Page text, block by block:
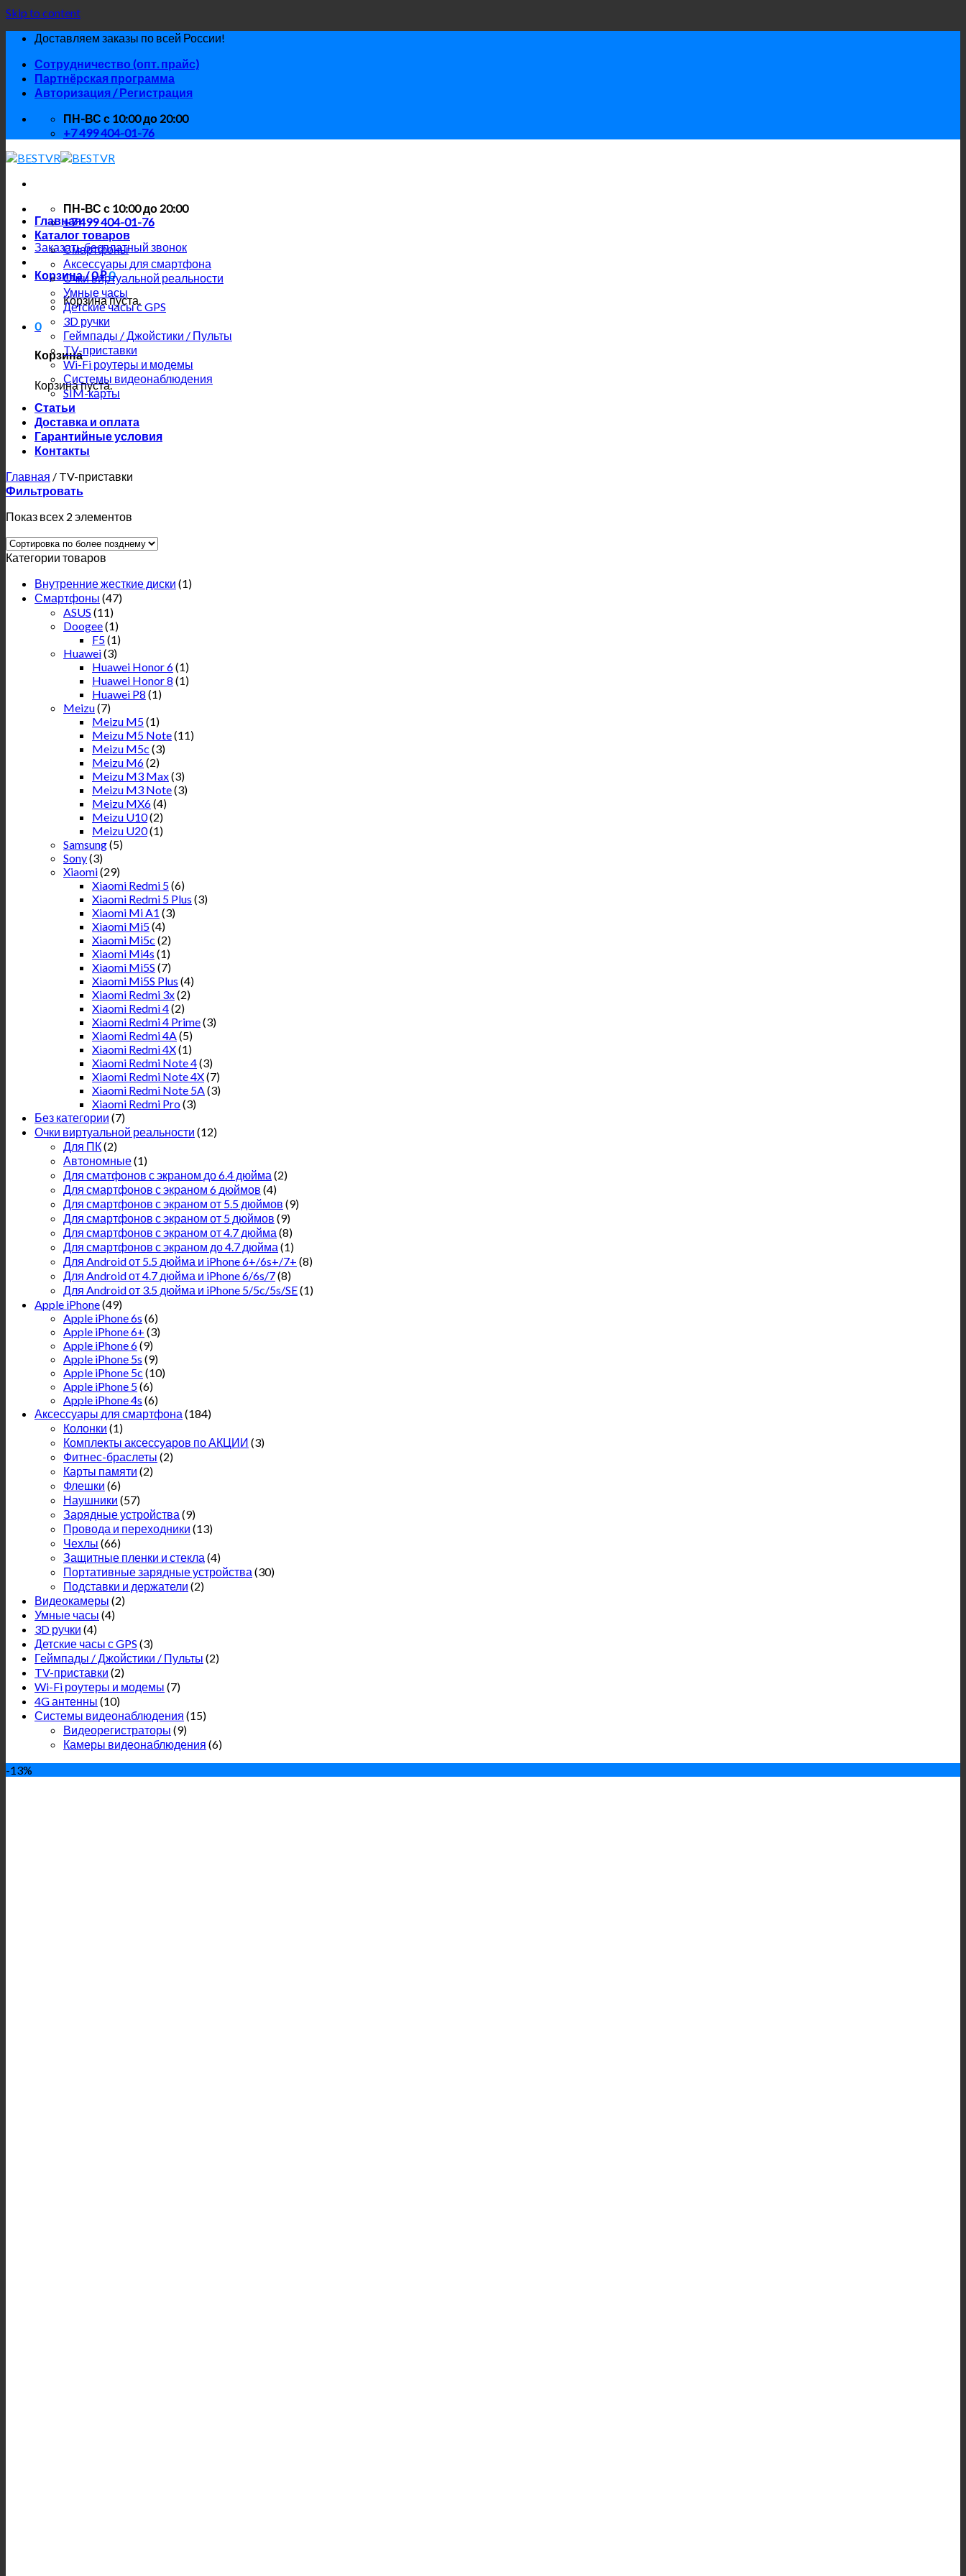
Skip to content
Доставляем заказы по всей России!
Сотрудничество (опт. прайс)
Партнёрская программа
Авторизация / Регистрация
ПН-ВС с 10:00 до 20:00
+7 499 404-01-76
ПН-ВС с 10:00 до 20:00
+7 499 404-01-76
Заказать бесплатный звонок
Корзина /0₽0
Корзина пуста.
0
Корзина
Корзина пуста.
Главная
Каталог товаров
Смартфоны
Аксессуары для смартфона
Очки виртуальной реальности
Умные часы
Детские часы с GPS
3D ручки
Геймпады / Джойстики / Пульты
TV-приставки
Wi-Fi роутеры и модемы
Системы видеонаблюдения
SIM-карты
Статьи
Доставка и оплата
Гарантийные условия
Контакты
Главная / TV-приставки
Фильтровать
Показ всех 2 элементов
Категории товаров
Внутренние жесткие диски (1)
Смартфоны (47)
ASUS (11)
Doogee(1)
F5(1)
Huawei(3)
Huawei Honor 6(1)
Huawei Honor 8 (1)
Huawei P8 (1)
Meizu(7)
Meizu M5(1)
Meizu M5 Note(11)
Meizu M5c (3)
Meizu M6(2)
Meizu M3 Max(3)
Meizu M3 Note(3)
Meizu MX6(4)
Meizu U10(2)
Meizu U20(1)
Samsung(5)
Sony(3)
Xiaomi(29)
Xiaomi Redmi 5(6)
Xiaomi Redmi 5 Plus (3)
Xiaomi Mi A1 (3)
Xiaomi Mi5(4)
Xiaomi Mi5c (2)
Xiaomi Mi4s (1)
Xiaomi Mi5S (7)
Xiaomi Mi5S Plus (4)
Xiaomi Redmi 3x(2)
Xiaomi Redmi 4(2)
Xiaomi Redmi 4 Prime(3)
Xiaomi Redmi 4A(5)
Xiaomi Redmi 4X(1)
Xiaomi Redmi Note 4(3)
Xiaomi Redmi Note 4X(7)
Xiaomi Redmi Note 5A(3)
Xiaomi Redmi Pro(3)
Без категории (7)
Очки виртуальной реальности (12)
Для ПК(2)
Автономные(1)
Для сматфонов с экраном до 6.4 дюйма (2)
Для смартфонов с экраном 6 дюймов (4)
Для смартфонов с экраном от 5.5 дюймов (9)
Для смартфонов с экраном от 5 дюймов (9)
Для смартфонов с экраном от 4.7 дюйма (8)
Для смартфонов с экраном до 4.7 дюйма (1)
Для Android от 5.5 дюйма и iPhone 6+/6s+/7+ (8)
Для Android от 4.7 дюйма и iPhone 6/6s/7(8)
Для Android от 3.5 дюйма и iPhone 5/5c/5s/SE(1)
Apple iPhone(49)
Apple iPhone 6s (6)
Apple iPhone 6+ (3)
Apple iPhone 6(9)
Apple iPhone 5s (9)
Apple iPhone 5c (10)
Apple iPhone 5(6)
Apple iPhone 4s (6)
Аксессуары для смартфона (184)
Колонки (1)
Комплекты аксессуаров по АКЦИИ (3)
Фитнес-браслеты (2)
Карты памяти (2)
Флешки (6)
Наушники (57)
Зарядные устройства (9)
Провода и переходники (13)
Чехлы (66)
Защитные пленки и стекла (4)
Портативные зарядные устройства (30)
Подставки и держатели (2)
Видеокамеры (2)
Умные часы (4)
3D ручки (4)
Детские часы с GPS (3)
Геймпады / Джойстики / Пульты (2)
TV-приставки (2)
Wi-Fi роутеры и модемы (7)
4G антенны (10)
Системы видеонаблюдения (15)
Видеорегистраторы (9)
Камеры видеонаблюдения (6)
-13%